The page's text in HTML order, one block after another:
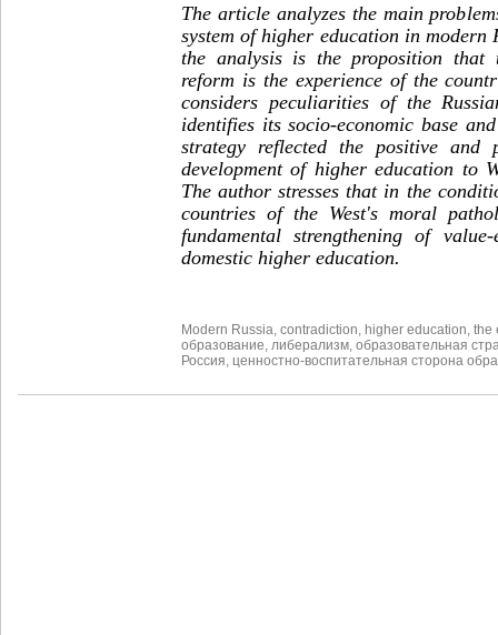
The article analyzes the main
system of higher education in modern
the analysis is the proposition that
reform is the experience of the
considers peculiarities of the
identifies its socio-economic base
strategy reflected the positive and
development of higher education to
The author stresses that in the
countries of the West's moral
fundamental strengthening of
domestic higher education.
Modern Russia contradiction higher education the
образование либерализм образовательная
Россия ценностно-воспитательная сторона